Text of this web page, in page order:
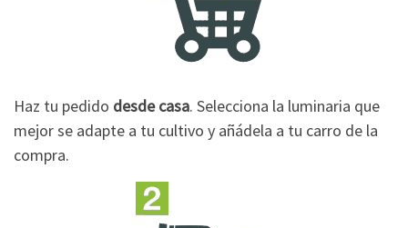
Haz tu pedido desde casa. Selecciona la luminaria que
mejor se adapte a tu cultivo y añádela a tu carro de la
compra.